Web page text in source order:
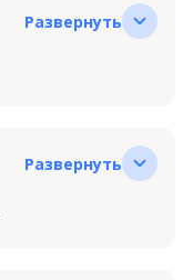
Развернуть
Развернуть